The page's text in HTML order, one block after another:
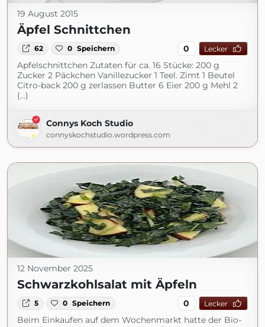
19 August 2015
Äpfel Schnittchen
62 0 Speichern 0 Lecker
Apfelschnittchen Zutaten für ca. 16 Stücke: 200 g
Zucker 2 Päckchen Vanillezucker 1 Teel. Zimt 1 Beutel
Citro-back 200 g zerlassen Butter 6 Eier 200 g Mehl 2
(...)
Connys Koch Studio
connyskochstudio.wordpress.com
12 November 2025
Schwarzkohlsalat mit Äpfeln
5 0 Speichern 0 Lecker
Beim Einkaufen auf dem Wochenmarkt hatte der Bio-